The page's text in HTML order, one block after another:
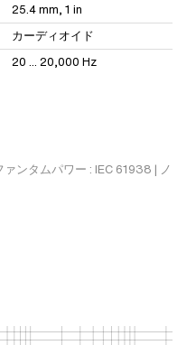
25.4 mm, 1 in
カーディオイド
20 ... 20,000 Hz
ンタムパワー : IEC 61938 | ノ